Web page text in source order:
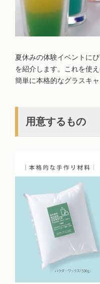
夏休みの体験イベントに
を紹介します。これを使
簡単に本格的なグラスキャ
用意するもの